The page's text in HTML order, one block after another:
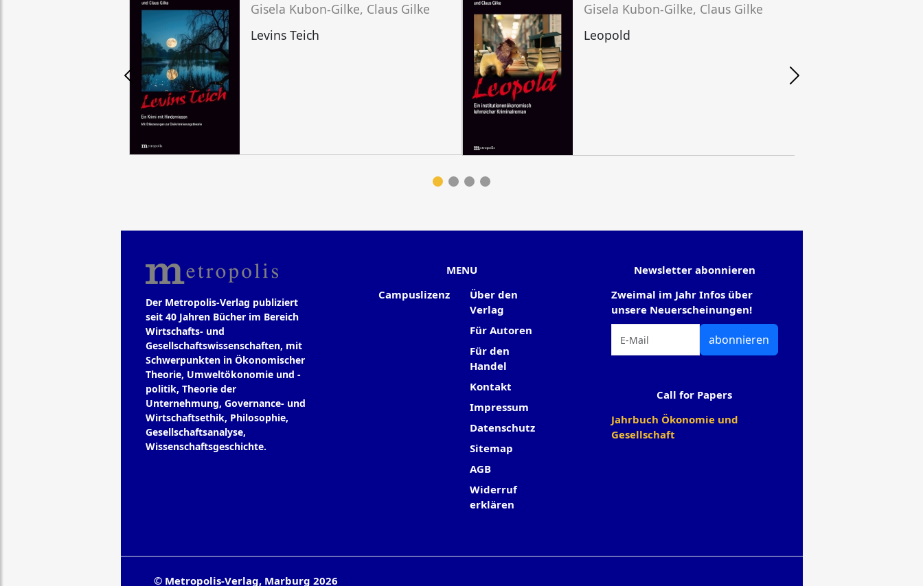
Gisela Kubon-Gilke, Claus Gilke
Levins Teich
Gisela Kubon-Gilke, Claus Gilke
Leopold
Der Metropolis-Verlag publiziert
seit 40 Jahren Bücher im Bereich
Wirtschafts- und
Gesellschaftswissenschaften, mit
Schwerpunkten in Ökonomischer
Theorie, Umweltökonomie und -
politik, Theorie der
Unternehmung, Governance- und
Wirtschaftsethik, Philosophie,
Gesellschaftsanalyse,
Wissenschaftsgeschichte.
MENU
Campuslizenz
Über den
Verlag
Für Autoren
Für den
Handel
Kontakt
Impressum
Datenschutz
Sitemap
AGB
Widerruf
erklären
Newsletter abonnieren
Zweimal im Jahr Infos über
unsere Neuerscheinungen!
abonnieren
Call for Papers
Jahrbuch Ökonomie und
Gesellschaft
© Metropolis-Verlag, Marburg 2026